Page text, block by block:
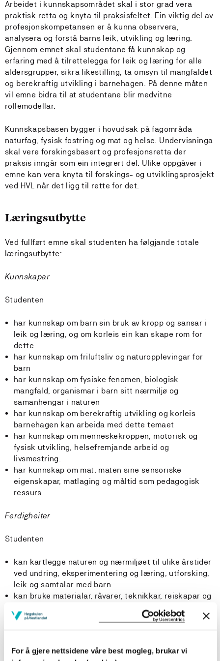
For å gjere nettsidene våre best mogleg, brukar vi
Arbeidet i kunnskapsområdet skal i stor grad vera
praktisk retta og knyta til praksisfeltet. Ein viktig del av
profesjonskompetansen er å kunna observera,
analysera og forstå barns leik, utvikling og læring.
Gjennom emnet skal studentane få kunnskap og
erfaring med å tilrettelegga for leik og læring for alle
aldersgrupper, sikra likestilling, ta omsyn til mangfaldet
og berekraftig utvikling i barnehagen. På denne måten
vil emne bidra til at studentane blir medvitne
rollemodellar.
Kunnskapsbasen bygger i hovudsak på fagområda
naturfag, fysisk fostring og mat og helse. Undervisninga
skal vere forskingsbasert og profesjonsretta der
praksis inngår som ein integrert del. Ulike oppgåver i
emne kan vera knyta til forskings- og utviklingsprosjekt
ved HVL når det ligg til rette for det.
Læringsutbytte
Ved fullført emne skal studenten ha følgjande totale
læringsutbytte:
Kunnskapar
Studenten
har kunnskap om barn sin bruk av kropp og sansar i
leik og læring, og om korleis ein kan skape rom for
dette
har kunnskap om friluftsliv og naturopplevingar for
barn
har kunnskap om fysiske fenomen, biologisk
mangfald, organismar i barn sitt nærmiljø og
samanhengar i naturen
har kunnskap om berekraftig utvikling og korleis
barnehagen kan arbeida med dette temaet
har kunnskap om menneskekroppen, motorisk og
fysisk utvikling, helsefremjande arbeid og
livsmestring.
har kunnskap om mat, maten sine sensoriske
eigenskapar, matlaging og måltid som pedagogisk
ressurs
Ferdigheiter
Studenten
kan kartlegge naturen og nærmiljøet til ulike årstider
ved undring, eksperimentering og læring, utforsking,
leik og samtalar med barn
kan bruke materialar, råvarer, teknikkar, reiskapar og
lokale naturressursar i praktisk arbeid med barn
kan planlegga og gjennomføra faglege aktivitetar
kan legge til rette for fysisk aktivitet, varierte måltid